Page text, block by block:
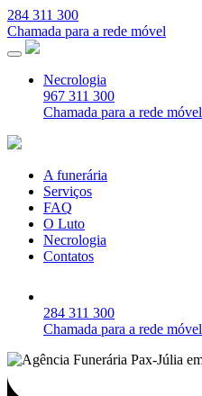
284 311 300
Chamada para a rede móvel
Necrologia
967 311 300
Chamada para a rede móvel
A funerária
Serviços
FAQ
O Luto
Necrologia
Contatos
284 311 300
Chamada para a rede móvel